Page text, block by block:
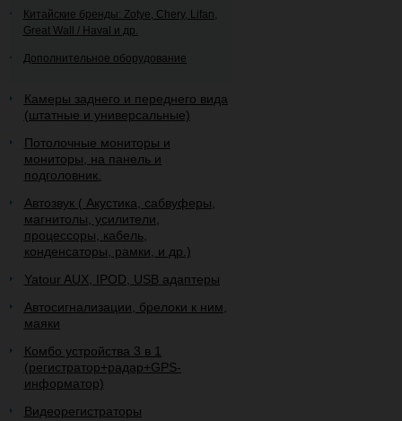
Китайские бренды: Zotye, Chery, Lifan,
Great Wall / Haval и др.
Дополнительное оборудование
Камеры заднего и переднего вида
(штатные и универсальные)
Потолочные мониторы и
мониторы, на панель и
подголовник.
Автозвук ( Акустика, сабвуферы,
магнитолы, усилители,
процессоры, кабель,
конденсаторы, рамки, и др.)
Yatour AUX, IPOD, USB адаптеры
Автосигнализации, брелоки к ним,
маяки
Комбо устройства 3 в 1
(регистратор+радар+GPS-
информатор)
Видеорегистраторы